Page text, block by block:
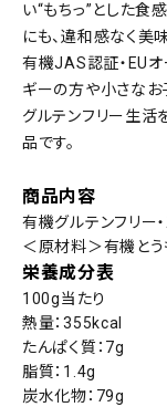
い“もちっ”とした食
にも、違和感なく美
有機JAS認証・EUオ
ギーの方や小さなお
グルテンフリー生活
品です。
商品内容
有機グルテンフリー
＜原材料＞有機とう
栄養成分表
100g当たり
熱量：355kcal
たんぱく質：7g
脂質：1.4g
炭水化物：79g